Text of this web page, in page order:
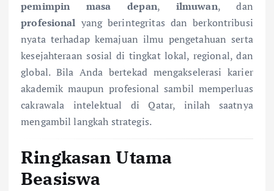
pemimpin masa depan, ilmuwan, dan
profesional yang berintegritas dan berkontribusi
nyata terhadap kemajuan ilmu pengetahuan serta
kesejahteraan sosial di tingkat lokal, regional, dan
global. Bila Anda bertekad mengakselerasi karier
akademik maupun profesional sambil memperluas
cakrawala intelektual di Qatar, inilah saatnya
mengambil langkah strategis.
Ringkasan Utama
Beasiswa